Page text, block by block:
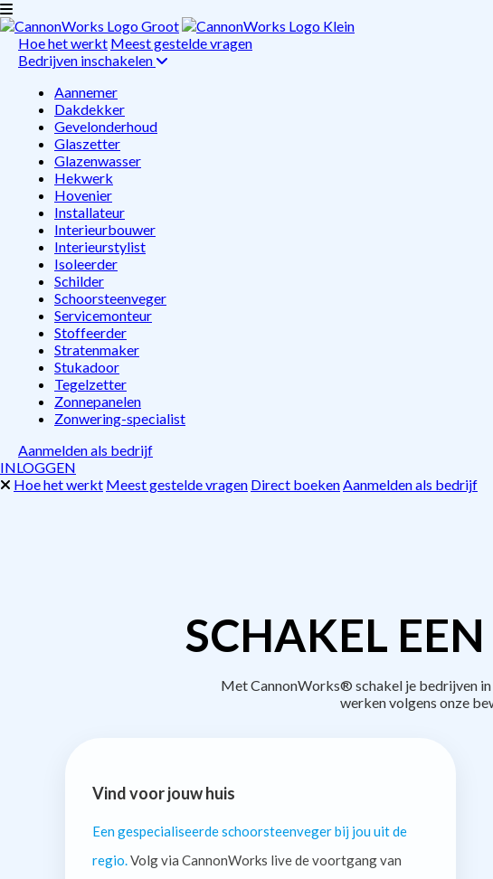
Hoe het werkt Meest gestelde vragen
Bedrijven inschakelen
Aannemer
Dakdekker
Gevelonderhoud
Glaszetter
Glazenwasser
Hekwerk
Hovenier
Installateur
Interieurbouwer
Interieurstylist
Isoleerder
Schilder
Schoorsteenveger
Servicemonteur
Stoffeerder
Stratenmaker
Stukadoor
Tegelzetter
Zonnepanelen
Zonwering-specialist
Aanmelden als bedrijf
INLOGGEN
Hoe het werkt Meest gestelde vragen Direct boekenAanmelden als bedrijf
SCHAKEL
Met CannonWorks® schakel je bedrijven
werken volgens onze
Vind voor jouw huis
Een gespecialiseerde schoorsteenveger bij jou uit de
regio. Volg via CannonWorks live de voortgang van